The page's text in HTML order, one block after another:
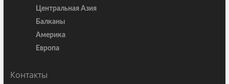
Центральная Азия
Балканы
Америка
Европа
Контакты